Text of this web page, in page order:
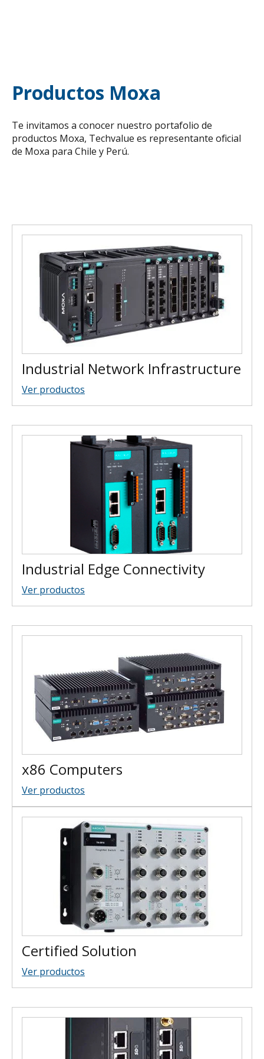
Productos Moxa
Te invitamos a conocer nuestro portafolio de
productos Moxa, Techvalue es representante oficial
de Moxa para Chile y Perú.
Industrial Network Infrastructure
Ver productos
Industrial Edge Connectivity
Ver productos
x86 Computers
Ver productos
Certified Solution
Ver productos